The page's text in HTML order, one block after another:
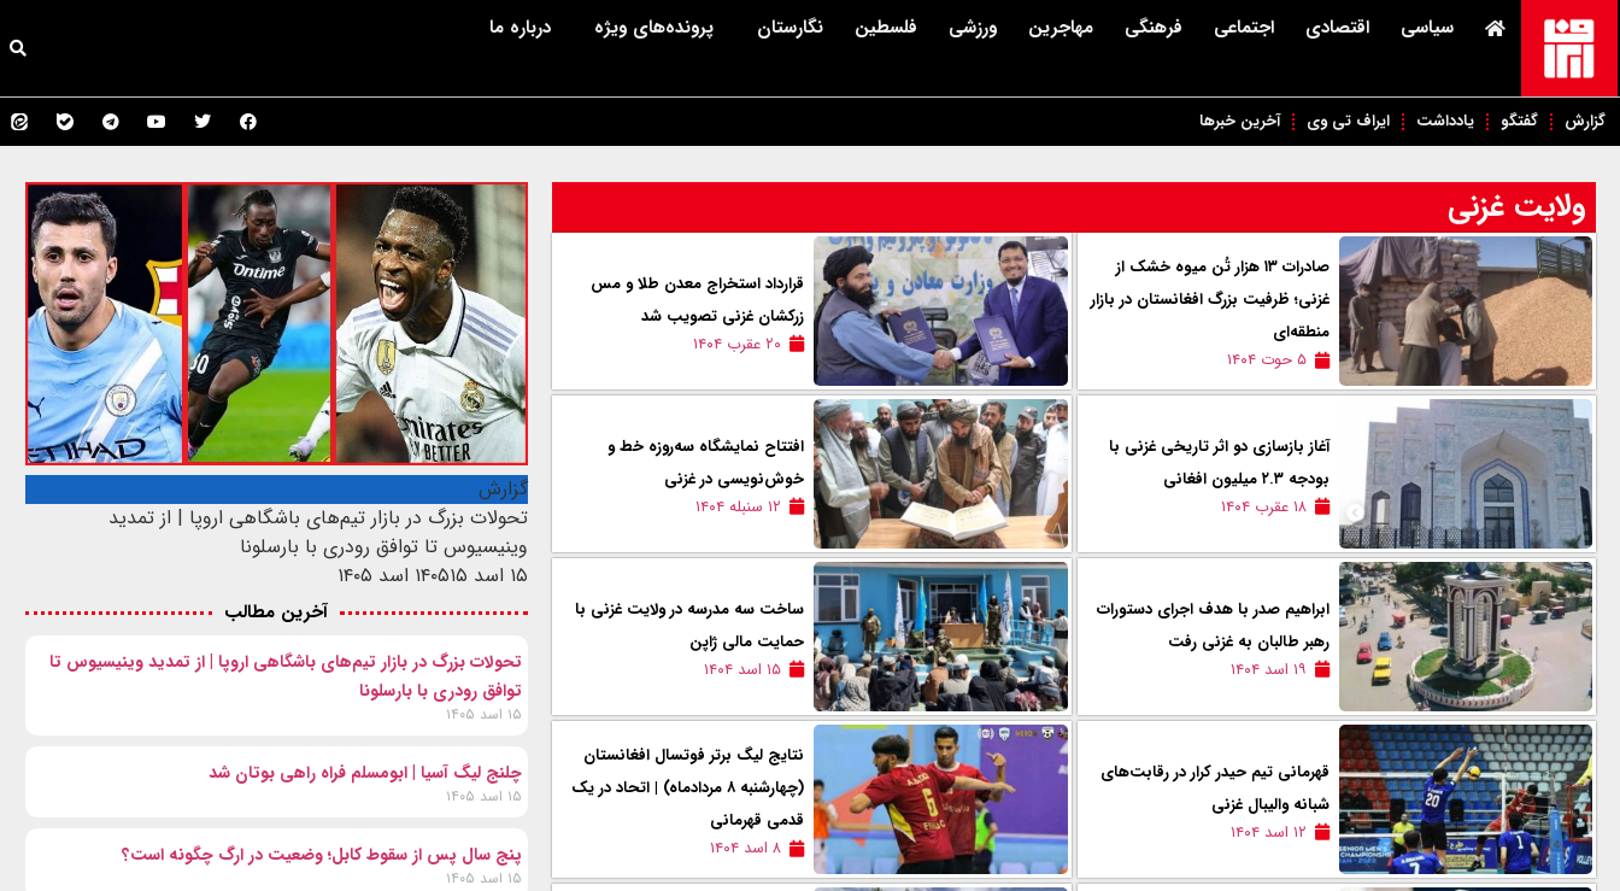
سیاسی اقتصادی اجتماعی فرهنگی مهاجرین ورزشی فلسطین نگارستان پرونده‌های ویژه درباره ما
گزارش گفتگو یادداشت ایراف تی وی آخرین خبرها
ولایت غزنی
صادرات ۱۳ هزار تُن میوه خشک از
غزنی؛ ظرفیت بزرگ افغانستان در بازار
منطقه‌ای
۵ حوت ۱۴۰۴
قرارداد استخراج معدن طلا و مس
زرکشان غزنی تصویب شد
۲۰ عقرب ۱۴۰۴
آغاز بازسازی دو اثر تاریخی غزنی با
بودجه ۲.۳ میلیون افغانی
۱۸ عقرب ۱۴۰۴
افتتاح نمایشگاه سه‌روزه خط و
خوش‌نویسی در غزنی
۱۲ سنبله ۱۴۰۴
ابراهیم صدر با هدف اجرای دستورات
رهبر طالبان به غزنی رفت
۱۹ اسد ۱۴۰۴
ساخت سه مدرسه در ولایت غزنی با
حمایت مالی ژاپن
۱۵ اسد ۱۴۰۴
قهرمانی تیم حیدر کرار در رقابت‌های
شبانه والیبال غزنی
۱۲ اسد ۱۴۰۴
نتایج لیگ برتر فوتسال افغانستان
(چهارشنبه ۸ مردادماه) | اتحاد در یک
قدمی قهرمانی
۸ اسد ۱۴۰۴
گزارش
تحولات بزرگ در بازار تیم‌های باشگاهی اروپا | از تمدید
وینیسیوس تا توافق رودری با بارسلونا
۱۵ اسد ۱۴۰۵
۱۵ اسد ۱۴۰۵
آخرین مطالب
تحولات بزرگ در بازار تیم‌های باشگاهی اروپا | از تمدید وینیسیوس تا
توافق رودری با بارسلونا
۱۵ اسد ۱۴۰۵
چلنج لیگ آسیا | ابومسلم فراه راهی بوتان شد
۱۵ اسد ۱۴۰۵
پنج سال پس از سقوط کابل؛ وضعیت در ارگ چگونه است؟
۱۵ اسد ۱۴۰۵